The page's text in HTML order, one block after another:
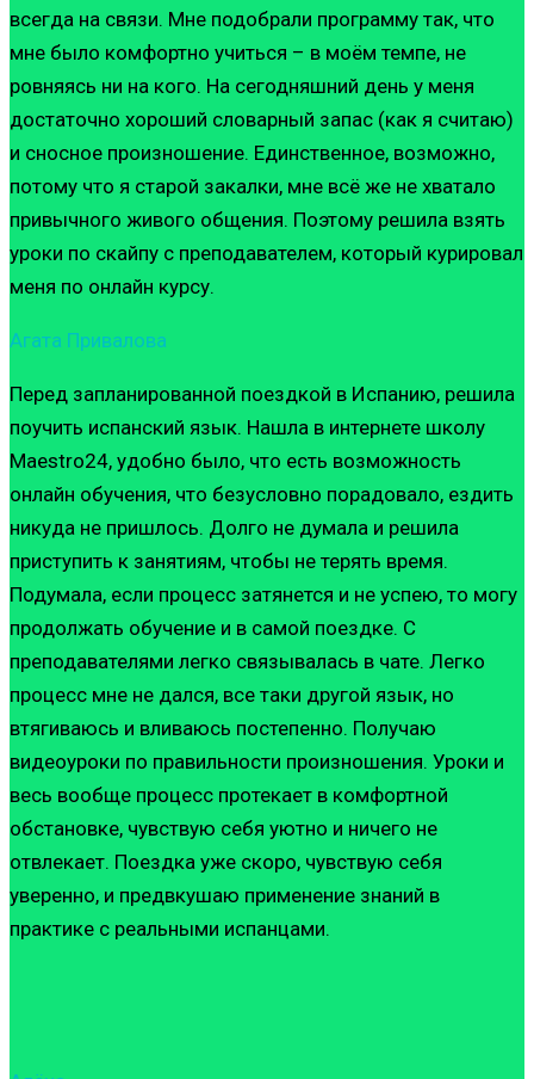
всегда на связи. Мне подобрали программу так, что
мне было комфортно учиться – в моём темпе, не
ровняясь ни на кого. На сегодняшний день у меня
достаточно хороший словарный запас (как я считаю)
и сносное произношение. Единственное, возможно,
потому что я старой закалки, мне всё же не хватало
привычного живого общения. Поэтому решила взять
уроки по скайпу с преподавателем, который курировал
меня по онлайн курсу.
Агата Привалова
Перед запланированной поездкой в Испанию, решила
поучить испанский язык. Нашла в интернете школу
Maestro24, удобно было, что есть возможность
онлайн обучения, что безусловно порадовало, ездить
никуда не пришлось. Долго не думала и решила
приступить к занятиям, чтобы не терять время.
Подумала, если процесс затянется и не успею, то могу
продолжать обучение и в самой поездке. С
преподавателями легко связывалась в чате. Легко
процесс мне не дался, все таки другой язык, но
втягиваюсь и вливаюсь постепенно. Получаю
видеоуроки по правильности произношения. Уроки и
весь вообще процесс протекает в комфортной
обстановке, чувствую себя уютно и ничего не
отвлекает. Поездка уже скоро, чувствую себя
уверенно, и предвкушаю применение знаний в
практике с реальными испанцами.